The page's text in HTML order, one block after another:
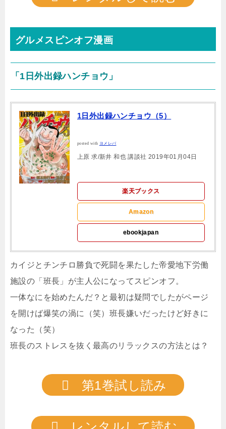
グルメスピンオフ漫画
「1日外出録ハンチョウ」
1日外出録ハンチョウ（5）
posted with ヨメレバ
上原 求/新井 和也 講談社 2019年01月04日
楽天ブックス
Amazon
ebookjapan
カイジとチンチロ勝負で死闘を果たした帝愛地下労働
施設の「班長」が主人公になってスピンオフ。
一体なにを始めたんだ？と最初は疑問でしたがページ
を開けば爆笑の渦に（笑）班長嫌いだったけど好きに
なった（笑）
班長のストレスを抜く最高のリラックスの方法とは？
第1巻試し読み